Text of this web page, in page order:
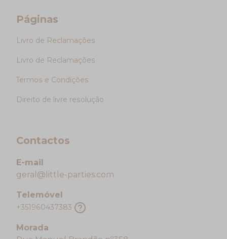
Páginas
Livro de Reclamações
Livro de Reclamações
Termos e Condições
Direito de livre resolução
Contactos
E-mail
geral@little-parties.com
Telemóvel
+351960437383
Morada